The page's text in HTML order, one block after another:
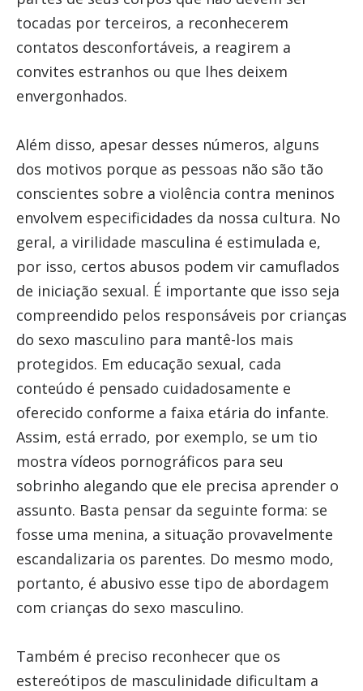
tocadas por terceiros, a reconhecerem
contatos desconfortáveis, a reagirem a
convites estranhos ou que lhes deixem
envergonhados.
Além disso, apesar desses números, alguns
dos motivos porque as pessoas não são tão
conscientes sobre a violência contra meninos
envolvem especificidades da nossa cultura. No
geral, a virilidade masculina é estimulada e,
por isso, certos abusos podem vir camuflados
de iniciação sexual. É importante que isso seja
compreendido pelos responsáveis por crianças
do sexo masculino para mantê-los mais
protegidos. Em educação sexual, cada
conteúdo é pensado cuidadosamente e
oferecido conforme a faixa etária do infante.
Assim, está errado, por exemplo, se um tio
mostra vídeos pornográficos para seu
sobrinho alegando que ele precisa aprender o
assunto. Basta pensar da seguinte forma: se
fosse uma menina, a situação provavelmente
escandalizaria os parentes. Do mesmo modo,
portanto, é abusivo esse tipo de abordagem
com crianças do sexo masculino.
Também é preciso reconhecer que os
estereótipos de masculinidade dificultam a